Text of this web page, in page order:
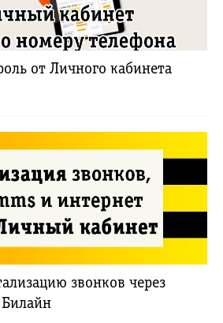
от Личного кабинета
звонков через